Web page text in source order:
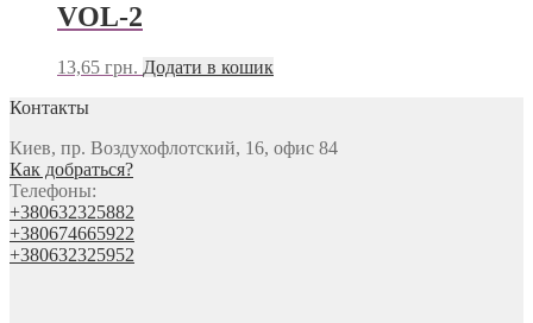
VOL-2
13,65 грн. Додати в кошик
Контакты
Киев, пр. Воздухофлотский, 16, офис 84
Как добраться?
Телефоны:
+380632325882
+380674665922
+380632325952